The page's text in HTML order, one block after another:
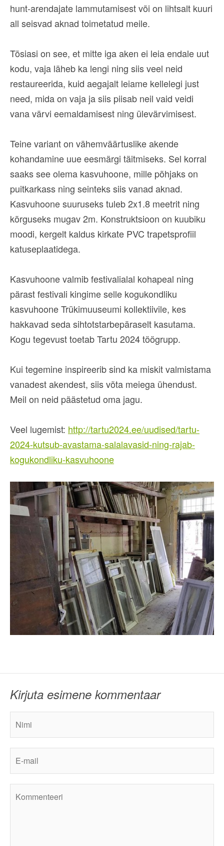
hunt-arendajate lammutamisest või on lihtsalt kuuri
all seisvad aknad toimetatud meile.
Tõsiasi on see, et mitte iga aken ei leia endale uut
kodu, vaja läheb ka lengi ning siis veel neid
restaureerida, kuid aegajalt leiame kellelegi just
need, mida on vaja ja siis piisab neil vaid veidi
vana värvi eemaldamisest ning ülevärvimisest.
Teine variant on vähemväärtuslike akende
kohandamine uue eesmärgi täitmiseks. Sel korral
saaks see olema kasvuhoone, mille põhjaks on
puitkarkass ning seinteks siis vanad aknad.
Kasvuhoone suuruseks tuleb 2x1.8 meetrit ning
kõrguseks mugav 2m. Konstruktsioon on kuubiku
moodi, kergelt kaldus kirkate PVC trapetsprofiil
katuseplaatidega.
Kasvuhoone valmib festivalialal kohapeal ning
pärast festivali kingime selle kogukondliku
kasvuhoone Trükimuuseumi kollektiivile, kes
hakkavad seda sihtotstarbepäraselt kasutama.
Kogu tegevust toetab Tartu 2024 töögrupp.
Kui tegemine inspireerib sind ka miskit valmistama
vanadest akendest, siis võta meiega ühendust.
Meil on neid päästetud oma jagu.
Veel lugemist: http://tartu2024.ee/uudised/tartu-
2024-kutsub-avastama-salalavasid-ning-rajab-
kogukondliku-kasvuhoone
Kirjuta esimene kommentaar